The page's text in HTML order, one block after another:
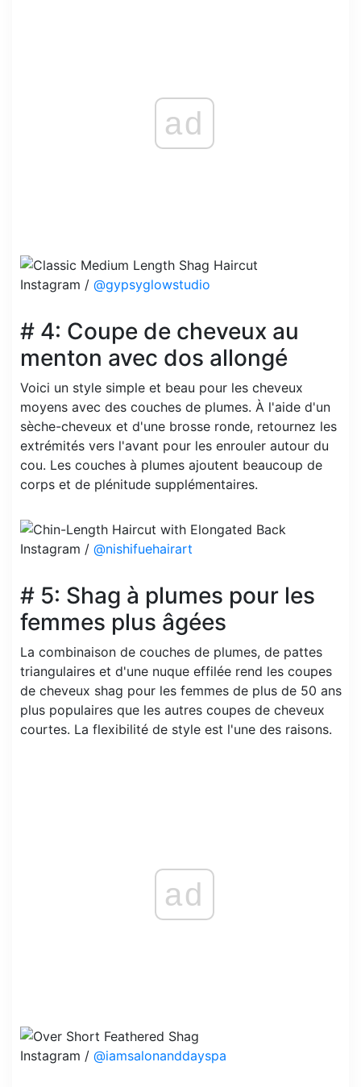
ad
Instagram / @gypsyglowstudio
# 4: Coupe de cheveux au
menton avec dos allongé
Voici un style simple et beau pour les cheveux
moyens avec des couches de plumes. À l'aide d'un
sèche-cheveux et d'une brosse ronde, retournez les
extrémités vers l'avant pour les enrouler autour du
cou. Les couches à plumes ajoutent beaucoup de
corps et de plénitude supplémentaires.
Instagram / @nishifuehairart
# 5: Shag à plumes pour les
femmes plus âgées
La combinaison de couches de plumes, de pattes
triangulaires et d'une nuque effilée rend les coupes
de cheveux shag pour les femmes de plus de 50 ans
plus populaires que les autres coupes de cheveux
courtes. La flexibilité de style est l'une des raisons.
ad
Instagram / @iamsalonanddayspa